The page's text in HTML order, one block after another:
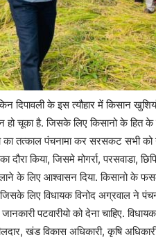
दिपावली के इस त्यौहार में किसान
हो चूका है. जिसके लिए किसानो के हित के
तत्काल पंचनामा कर सरसकट सभी को
किया, जिसमे मोगर्रा, परसवाडा,
के लिए आश्वासन दिया. किसानो के
लिए विधायक विनोद अग्रवाल ने
पटवारीयो को देना चाहिए.
खंड विकास अधिकारी, कृषि